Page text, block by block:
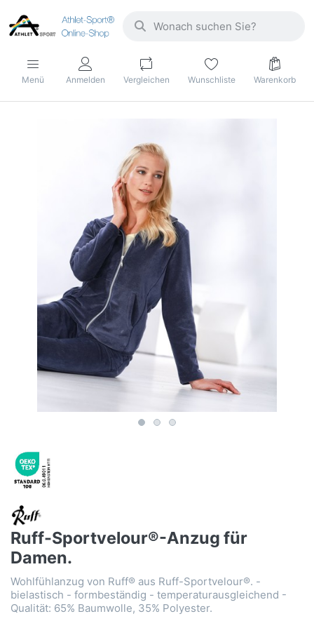
Menü Anmelden Vergleichen Wunschliste Warenkorb
Ruff-Sportvelour®-Anzug für
Damen.
Wohlfühlanzug von Ruff® aus Ruff-Sportvelour®. -
bielastisch - formbeständig - temperaturausgleichend -
Qualität: 65% Baumwolle, 35% Polyester.